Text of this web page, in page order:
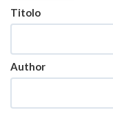
Year
Titolo
Author